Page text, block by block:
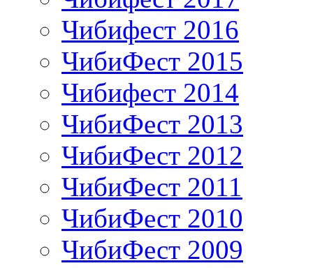
Чибифест 2016
ЧибиФест 2015
Чибифест 2014
ЧибиФест 2013
ЧибиФест 2012
ЧибиФест 2011
ЧибиФест 2010
ЧибиФест 2009